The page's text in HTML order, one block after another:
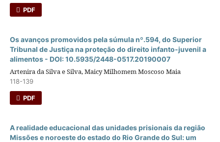
PDF
Os avanços promovidos pela súmula nº.594, do Superior
Tribunal de Justiça na proteção do direito infanto-juvenil a
alimentos - DOI: 10.5935/2448-0517.20190007
Artenira da Silva e Silva, Maicy Milhomem Moscoso Maia
118-139
PDF
A realidade educacional das unidades prisionais da região
Missões e noroeste do estado do Rio Grande do Sul: um